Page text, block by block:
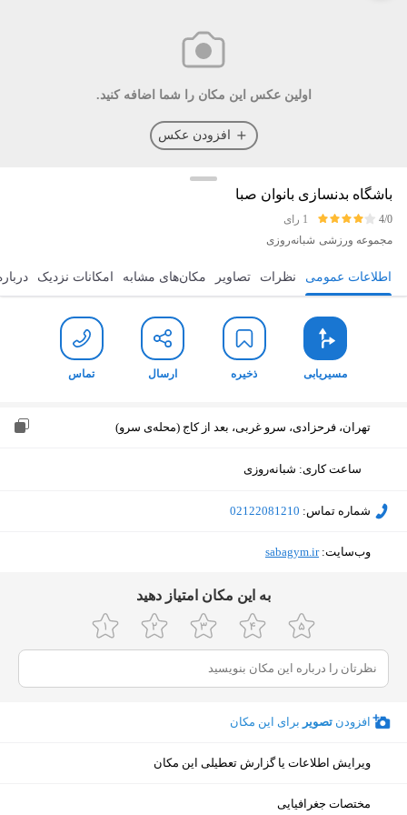
اولین عکس این مکان را شما اضافه کنید.
افزودن عکس
باشگاه بدنسازی بانوان صبا
4/0
1 رای
مجموعه ورزشی شبانه‌روزی
مسیریابی ذخیره ارسال تماس اطلاعات عمومی نظرات تصاویر مکان‌های مشابه امکانات نزدیک
مسیریابی ذخیره ارسال تماس
تهران، فرحزادی، سرو غربی، بعد از کاج (محله‌ی سرو)
ساعت کاری: شبانه‌روزی
شماره تماس: ‎02122081210
وب‌سایت:‎sabagym.ir
ﺑﻪ اﯾﻦ ﻣﮑﺎن اﻣﺘﯿﺎز دﻫﯿﺪ
افزودن تصویر برای این مکان
ویرایش اطلاعات یا گزارش تعطیلی این مکان
مختصات جغرافیایی